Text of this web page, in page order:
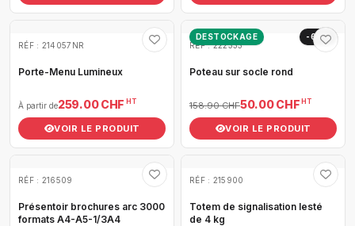
RÉF : 214057NR
Porte-Menu Lumineux
À partir de259.00 CHF HT
VOIR LE PRODUIT
DESTOCKAGE
-69%
RÉF : 222333
Poteau sur socle rond
158.90 CHF50.00 CHF HT
VOIR LE PRODUIT
RÉF : 216509
Présentoir brochures arc 3000
formats A4-A5-1/3A4
RÉF : 215900
Totem de signalisation lesté
de 4 kg